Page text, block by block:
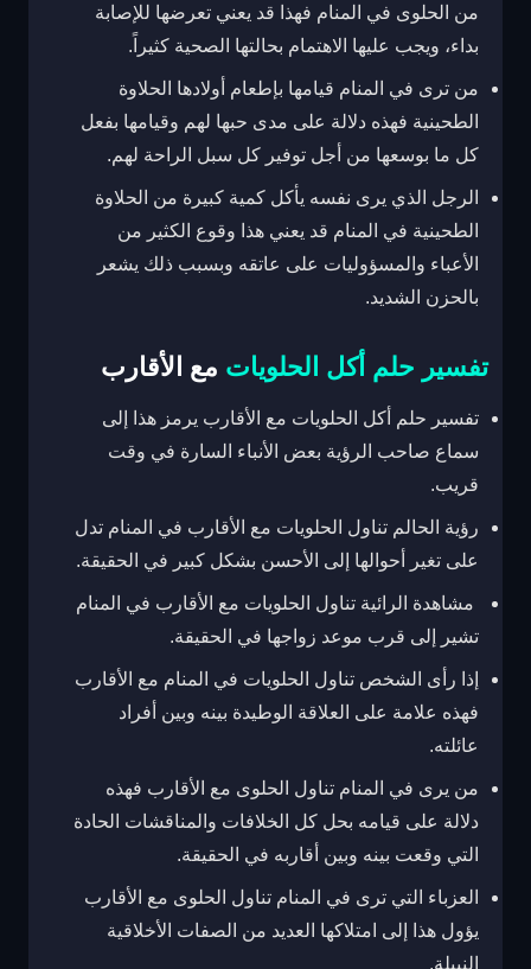
من الحلوى في المنام فهذا قد يعني تعرضها للإصابة
بداء، ويجب عليها الاهتمام بحالتها الصحية كثيراً.
من ترى في المنام قيامها بإطعام أولادها الحلاوة
الطحينية فهذه دلالة على مدى حبها لهم وقيامها بفعل
كل ما بوسعها من أجل توفير كل سبل الراحة لهم.
الرجل الذي يرى نفسه يأكل كمية كبيرة من الحلاوة
الطحينية في المنام قد يعني هذا وقوع الكثير من
الأعباء والمسؤوليات على عاتقه وبسبب ذلك يشعر
بالحزن الشديد.
تفسير حلم أكل الحلويات مع الأقارب
تفسير حلم أكل الحلويات مع الأقارب يرمز هذا إلى
سماع صاحب الرؤية بعض الأنباء السارة في وقت
قريب.
رؤية الحالم تناول الحلويات مع الأقارب في المنام تدل
على تغير أحوالها إلى الأحسن بشكل كبير في الحقيقة.
مشاهدة الرائية تناول الحلويات مع الأقارب في المنام
تشير إلى قرب موعد زواجها في الحقيقة.
إذا رأى الشخص تناول الحلويات في المنام مع الأقارب
فهذه علامة على العلاقة الوطيدة بينه وبين أفراد
عائلته.
من يرى في المنام تناول الحلوى مع الأقارب فهذه
دلالة على قيامه بحل كل الخلافات والمناقشات الحادة
التي وقعت بينه وبين أقاربه في الحقيقة.
العزباء التي ترى في المنام تناول الحلوى مع الأقارب
يؤول هذا إلى امتلاكها العديد من الصفات الأخلاقية
النبيلة.